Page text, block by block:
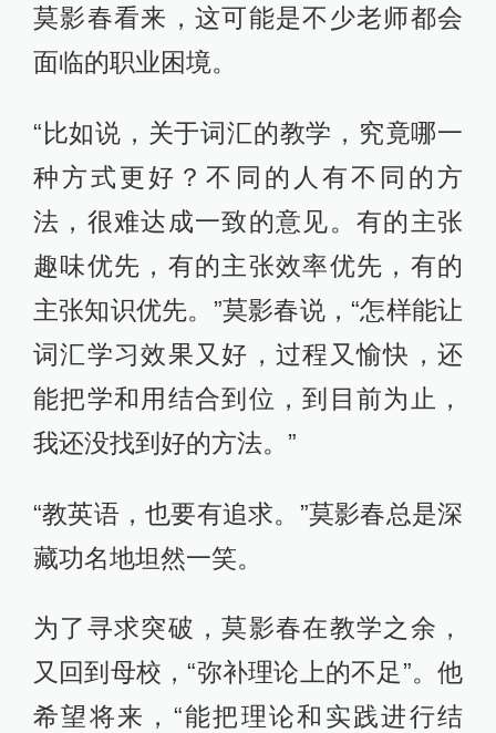
莫影春看来，这可能是不少老师都会
面临的职业困境。
“比如说，关于词汇的教学，究竟哪一
种方式更好？不同的人有不同的方
法，很难达成一致的意见。有的主张
趣味优先，有的主张效率优先，有的
主张知识优先。”莫影春说，“怎样能让
词汇学习效果又好，过程又愉快，还
能把学和用结合到位，到目前为止，
我还没找到好的方法。”
“教英语，也要有追求。”莫影春总是深
藏功名地坦然一笑。
为了寻求突破，莫影春在教学之余，
又回到母校，“弥补理论上的不足”。他
希望将来，“能把理论和实践进行结